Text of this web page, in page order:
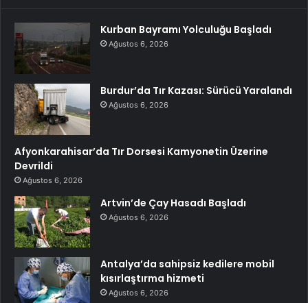
Kurban Bayramı Yolculuğu Başladı
Ağustos 6, 2026
Burdur’da Tır Kazası: Sürücü Yaralandı
Ağustos 6, 2026
Afyonkarahisar’da Tır Dorsesi Kamyonetin Üzerine
Devrildi
Ağustos 6, 2026
Artvin’de Çay Hasadı Başladı
Ağustos 6, 2026
Antalya’da sahipsiz kedilere mobil
kısırlaştırma hizmeti
Ağustos 6, 2026